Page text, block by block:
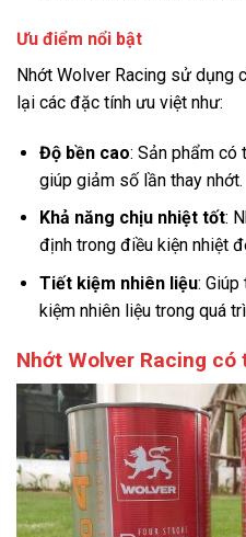
Ưu điểm nổi bật
Nhớt Wolver Racing sử dụng
lại các đặc tính ưu việt như:
Độ bền cao: Sản phẩm có
giúp giảm số lần thay nhớt.
Khả năng chịu nhiệt tốt:
định trong điều kiện nhiệt
Tiết kiệm nhiên liệu:
kiệm nhiên liệu trong quá
Nhớt Wolver Racing có